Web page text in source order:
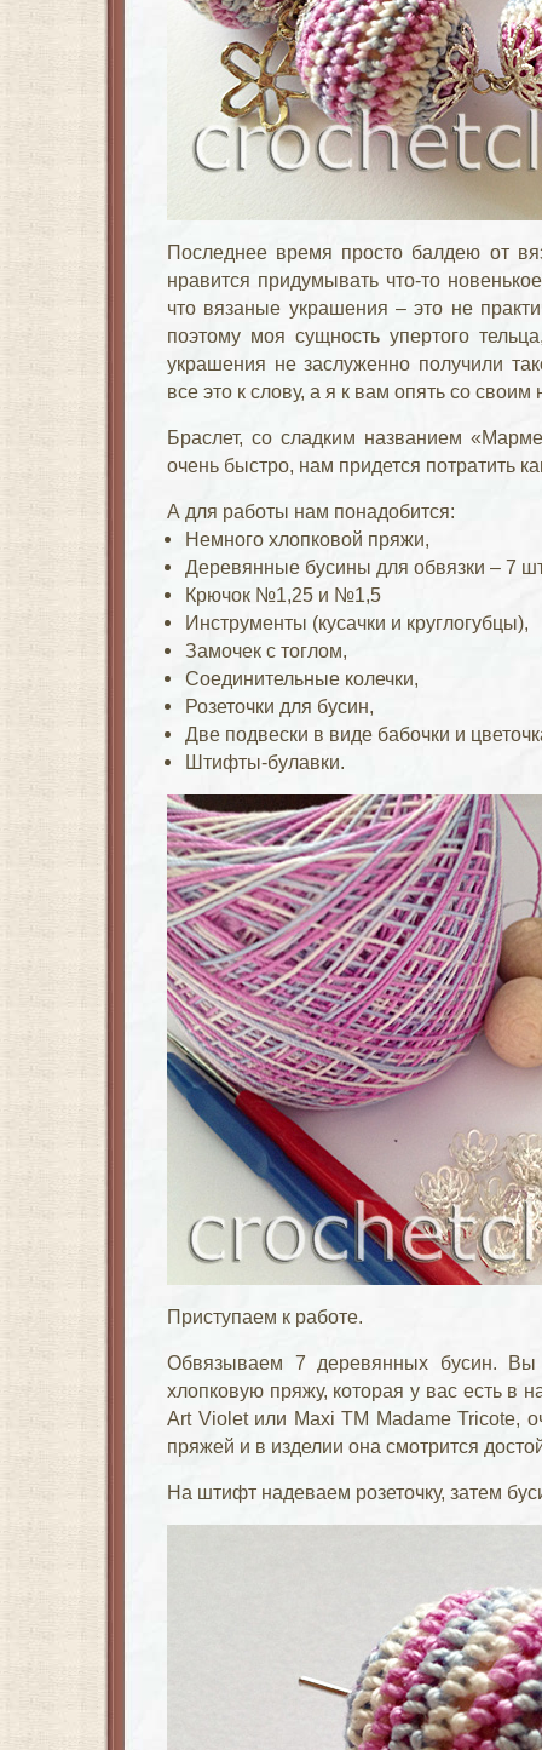
Последнее время просто балдею от
нравится придумывать что-то
что вязаные украшения – это не
поэтому моя сущность упертого
украшения не заслуженно получили
все это к слову, а я к вам опять со
Браслет, со сладким названием
очень быстро, нам придется потратить
А для работы нам понадобится:
Немного хлопковой пряжи,
Деревянные бусины для обвязки – 7
Крючок №1,25 и №1,5
Инструменты (кусачки и круглогубцы),
Замочек с тоглом,
Соединительные колечки,
Розеточки для бусин,
Две подвески в виде бабочки и
Штифты-булавки.
Приступаем к работе.
Обвязываем 7 деревянных бусин.
хлопковую пряжу, которая у вас есть в
Art Violet или Maxi TM Madame Tricote,
пряжей и в изделии она смотрится
На штифт надеваем розеточку, затем